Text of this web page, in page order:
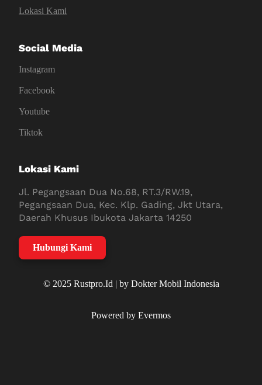
Lokasi Kami
Social Media
Instagram
Facebook
Youtube
Tiktok
Lokasi Kami
Jl. Pegangsaan Dua No.68, RT.3/RW.19,
Pegangsaan Dua, Kec. Klp. Gading, Jkt Utara,
Daerah Khusus Ibukota Jakarta 14250
Hubungi Kami
© 2025 Rustpro.Id | by Dokter Mobil Indonesia
Powered by Evermos